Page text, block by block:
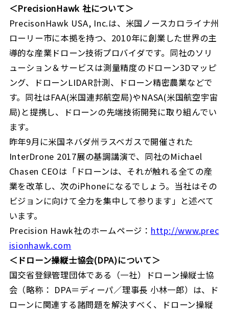
＜PrecisionHawk 社について＞
PrecisonHawk USA, Inc.は、米国ノースカロライナ州
ローリー市に本拠を持つ、2010年に創業した世界の主
導的な産業ドローン技術プロバイダです。同社のソリ
ューション＆サービスは測量精度のドローン3Dマッピ
ング、ドローンLIDAR計測、ドローン精密農業などで
す。同社はFAA(米国連邦航空局)やNASA(米国航空宇宙
局)と提携し、ドローンの先端技術開発に取り組んでい
ます。
昨年9月に米国ネバダ州ラスベガスで開催された
InterDrone 2017展の基調講演で、同社のMichael
Chasen CEOは「ドローンは、それが触れる全ての産
業を改革し、次のiPhoneになるでしょう。当社はその
ビジョンに向けて全力を集中して参ります」と述べて
います。
Precision Hawk社のホームページ： http://www.prec
isionhawk.com
＜ ドローン操縦士協会(DPA)について＞
国交省登録管理団体である（一社）ドローン操縦士協
会（略称： DPA＝ディーパ／理事長 小林一郎）は、ド
ローンに関連する諸問題を解決すべく、ドローン操縦